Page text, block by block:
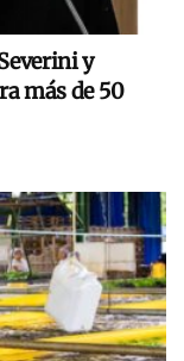
y
más de 50